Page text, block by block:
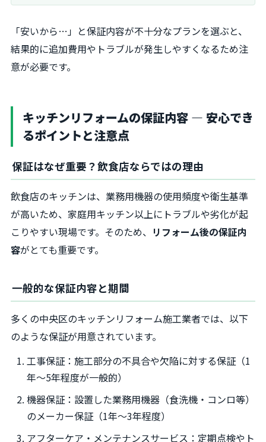
「安いから…」と保証内容が不十分なプランを選ぶと、
結果的に追加費用やトラブルが発生しやすくなるため注
意が必要です。
キッチンリフォームの保証内容 ― 安心でき
るポイントと注意点
保証はなぜ重要？飲食店ならではの理由
飲食店のキッチンは、業務用機器の使用頻度や衛生基準
が高いため、家庭用キッチン以上にトラブルや劣化が起
こりやすい現場です。そのため、 リフォーム後の保証内
容がとても重要です。
一般的な保証内容と期間
多くの中央区のキッチンリフォーム施工業者では、以下
のような保証が用意されています。
工事保証：施工部分の不具合や欠陥に対する保証（1
年～5年程度が一般的）
機器保証：設置した業務用機器（食洗機・コンロ等）
のメーカー保証（1年～3年程度）
アフターケア・メンテナンスサービス：定期点検やト